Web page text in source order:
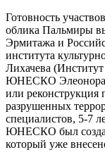
Готовность
облика Пальмиры
Эрмитажа и
института
Лихачева
ЮНЕСКО Элеонора
или
разрушенных
специалистов, 5-7
ЮНЕСКО был
который уже